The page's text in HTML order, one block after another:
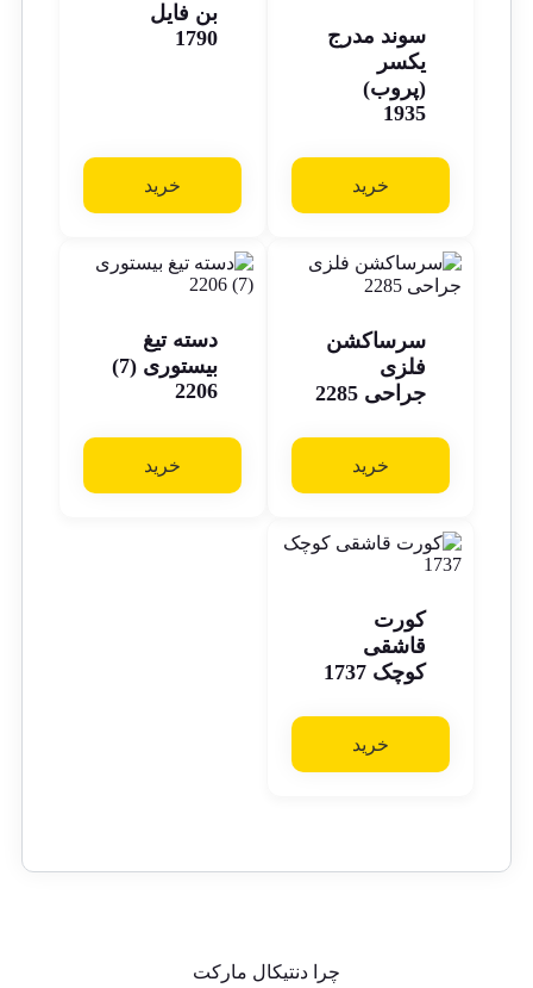
سوند مدرج
یکسر
(پروب)
1935
خرید
بن فایل
1790
خرید
سرساکشن
فلزی
جراحی 2285
خرید
دسته تیغ
بیستوری (7)
2206
خرید
کورت
قاشقی
کوچک 1737
خرید
چرا دنتیکال مارکت